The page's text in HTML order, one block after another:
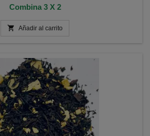
Combina 3 X 2
 Añadir al carrito